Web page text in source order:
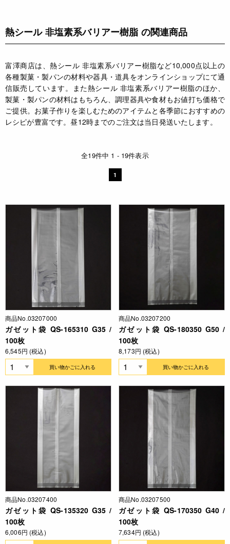
熱シール 非塩素系バリアー樹脂 の関連商品
富澤商店は、熱シール 非塩素系バリアー樹脂など10,000点以上の
各種製菓・製パンの材料や器具・道具をオンラインショップにて通
信販売しています。また熱シール 非塩素系バリアー樹脂のほか、
製菓・製パンの材料はもちろん、調理器具や食材もお値打ち価格で
ご提供。お菓子作りを楽しむためのアイテムと各季節におすすめの
レシピが豊富です。昼12時までのご注文は当日発送いたします。
全19件中 1 - 19件表示
1
商品No.03207000
ガゼット袋 QS-165310 G35 /
100枚
6,545円 (税込)
買い物かごに入れる
商品No.03207200
ガゼット袋 QS-180350 G50 /
100枚
8,173円 (税込)
買い物かごに入れる
商品No.03207400
ガゼット袋 QS-135320 G35 /
100枚
6,006円 (税込)
商品No.03207500
ガゼット袋 QS-170350 G40 /
100枚
7,634円 (税込)